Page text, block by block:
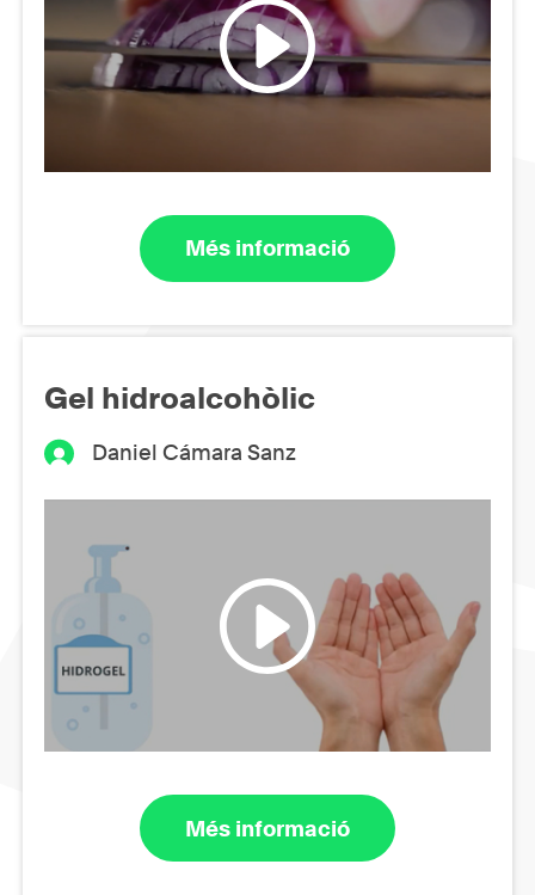
Més informació
Gel hidroalcohòlic
Daniel Cámara Sanz
Més informació